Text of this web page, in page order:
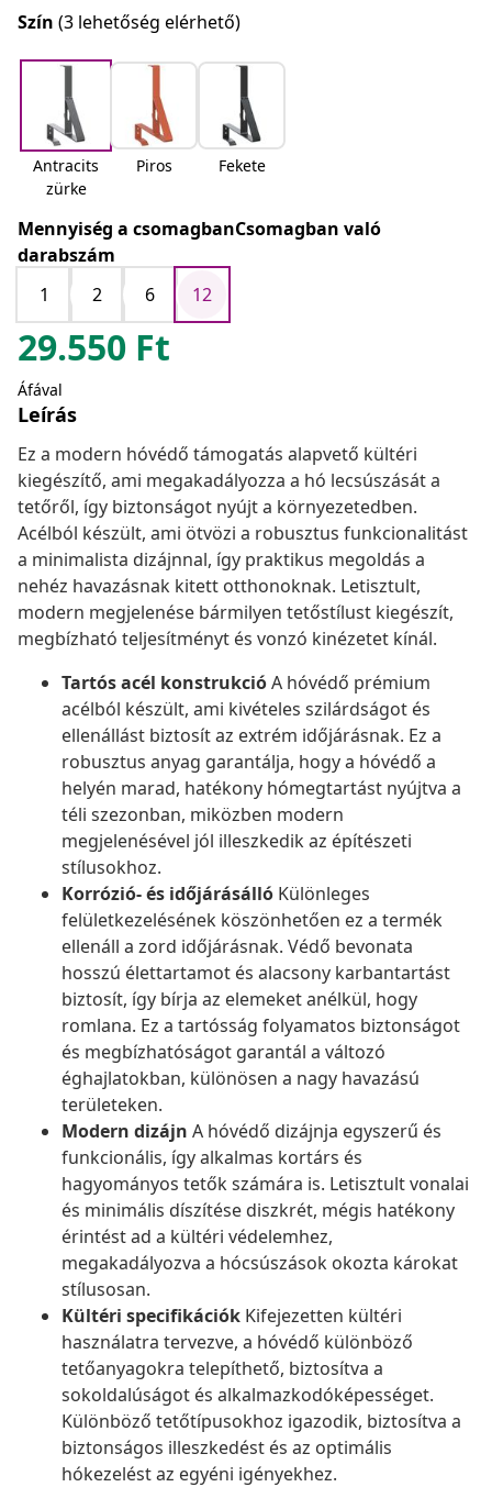
Szín (3 lehetőség elérhető)
Antracits
zürke
Piros Fekete
Mennyiség a csomagbanCsomagban való
darabszám
1
2 6 12
29.550 Ft
Áfával
Leírás
Ez a modern hóvédő támogatás alapvető kültéri
kiegészítő, ami megakadályozza a hó lecsúszását a
tetőről, így biztonságot nyújt a környezetedben.
Acélból készült, ami ötvözi a robusztus funkcionalitást
a minimalista dizájnnal, így praktikus megoldás a
nehéz havazásnak kitett otthonoknak. Letisztult,
modern megjelenése bármilyen tetőstílust kiegészít,
megbízható teljesítményt és vonzó kinézetet kínál.
Tartós acél konstrukcióA hóvédő prémium
acélból készült, ami kivételes szilárdságot és
ellenállást biztosít az extrém időjárásnak. Ez a
robusztus anyag garantálja, hogy a hóvédő a
helyén marad, hatékony hómegtartást nyújtva a
téli szezonban, miközben modern
megjelenésével jól illeszkedik az építészeti
stílusokhoz.
Korrózió- és időjárásálló Különleges
felületkezelésének köszönhetően ez a termék
ellenáll a zord időjárásnak. Védő bevonata
hosszú élettartamot és alacsony karbantartást
biztosít, így bírja az elemeket anélkül, hogy
romlana. Ez a tartósság folyamatos biztonságot
és megbízhatóságot garantál a változó
éghajlatokban, különösen a nagy havazású
területeken.
Modern dizájn A hóvédő dizájnja egyszerű és
funkcionális, így alkalmas kortárs és
hagyományos tetők számára is. Letisztult vonalai
és minimális díszítése diszkrét, mégis hatékony
érintést ad a kültéri védelemhez,
megakadályozva a hócsúszások okozta károkat
stílusosan.
Kültéri specifikációk Kifejezetten kültéri
használatra tervezve, a hóvédő különböző
tetőanyagokra telepíthető, biztosítva a
sokoldalúságot és alkalmazkodóképességet.
Különböző tetőtípusokhoz igazodik, biztosítva a
biztonságos illeszkedést és az optimális
hókezelést az egyéni igényekhez.